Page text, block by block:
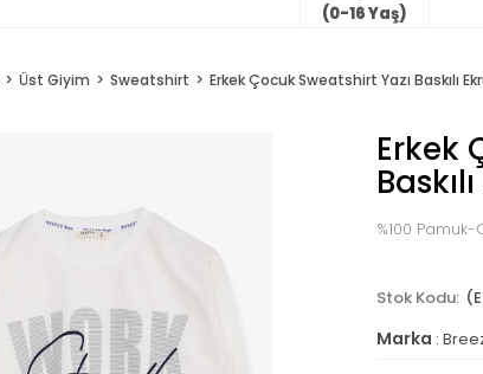
(0-16 Yaş)
Üst Giyim Sweatshirt Erkek Çocuk Sweatshirt Yazı Baskılı
Erkek
%100
Marka :